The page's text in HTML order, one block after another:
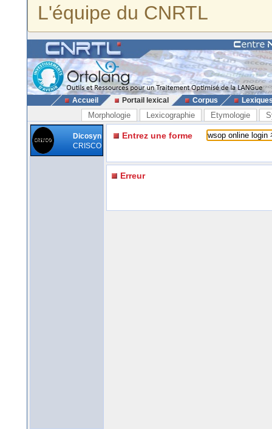
L'équipe du CNRTL
Accueil Portail lexical Corpus
Morphologie Lexicographie Etymologie
Dicosyn
CRISCO
Entrez une forme
Erreur